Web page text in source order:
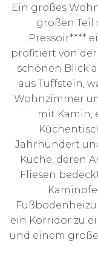
Ein großes
großen Teil
Pressoir****
profitiert von
schönen Blick
aus Tuffstein,
Wohnzimmer
mit Kamin,
Jahrhundert
Küche, deren
Fliesen
ein Korridor zu
und einem